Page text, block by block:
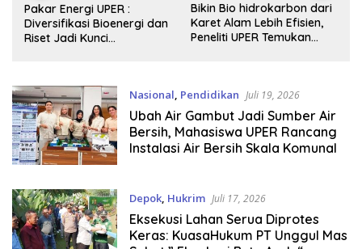
Pakar Energi UPER :
Diversifikasi Bioenergi dan
Riset Jadi Kunci
Bikin Bio hidrokarbon dari
Karet Alam Lebih Efisien,
Peneliti UPER Temukan
Nasional, Pendidikan Juli 19, 2026
Ubah Air Gambut Jadi Sumber Air
Bersih, Mahasiswa UPER Rancang
Instalasi Air Bersih Skala Komunal
Depok, Hukrim Juli 17, 2026
Eksekusi Lahan Serua Diprotes
Keras: KuasaHukum PT Unggul Mas